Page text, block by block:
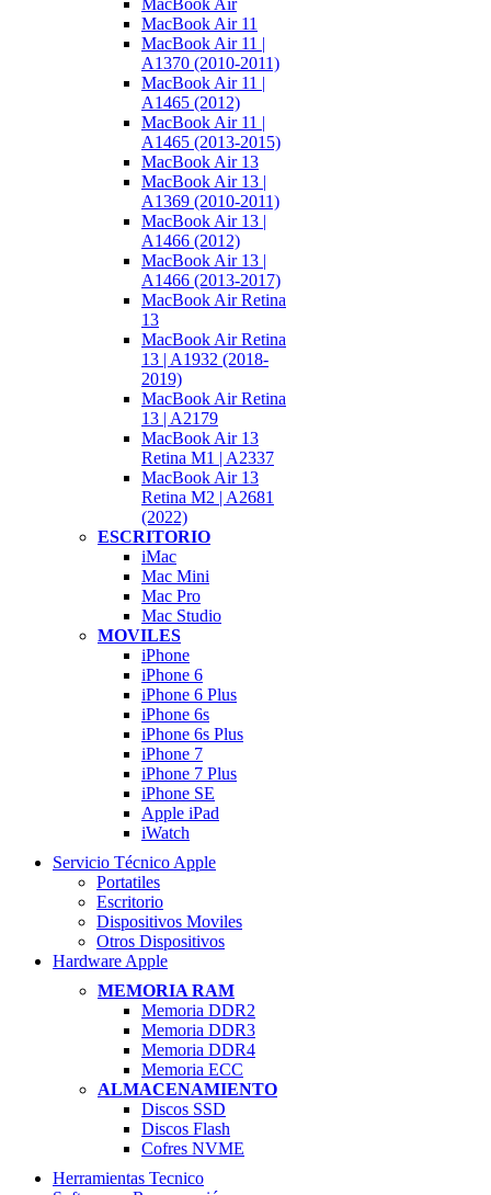
MacBook Air
MacBook Air 11
MacBook Air 11 |
A1370 (2010-2011)
MacBook Air 11 |
A1465 (2012)
MacBook Air 11 |
A1465 (2013-2015)
MacBook Air 13
MacBook Air 13 |
A1369 (2010-2011)
MacBook Air 13 |
A1466 (2012)
MacBook Air 13 |
A1466 (2013-2017)
MacBook Air Retina
13
MacBook Air Retina
13 | A1932 (2018-
2019)
MacBook Air Retina
13 | A2179
MacBook Air 13
Retina M1 | A2337
MacBook Air 13
Retina M2 | A2681
(2022)
ESCRITORIO
iMac
Mac Mini
Mac Pro
Mac Studio
MOVILES
iPhone
iPhone 6
iPhone 6 Plus
iPhone 6s
iPhone 6s Plus
iPhone 7
iPhone 7 Plus
iPhone SE
Apple iPad
iWatch
Servicio Técnico Apple
Portatiles
Escritorio
Dispositivos Moviles
Otros Dispositivos
Hardware Apple
MEMORIA RAM
Memoria DDR2
Memoria DDR3
Memoria DDR4
Memoria ECC
ALMACENAMIENTO
Discos SSD
Discos Flash
Cofres NVME
Herramientas Tecnico